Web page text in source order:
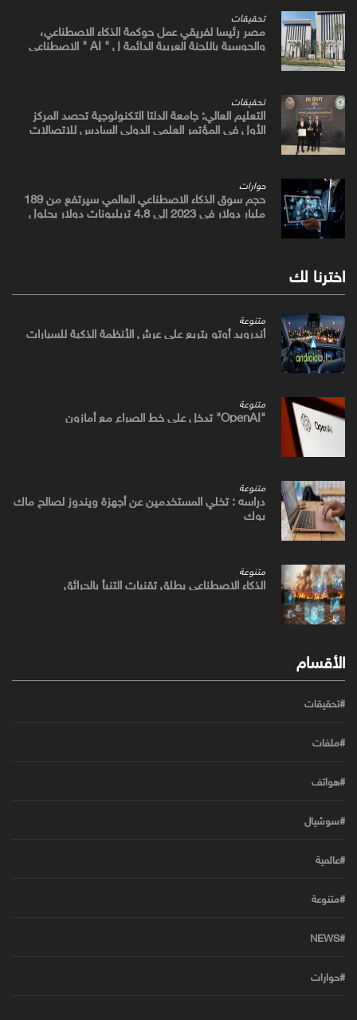
تحقيقات
مصر رئيسا لفريقي عمل حوكمة الذكاء الاصطناعي،
والحوسبة باللجنة العربية الدائمة ل " AI " الاصطناعي
تحقيقات
التعليم العالي: جامعة الدلتا التكنولوجية تحصد المركز
الأول في المؤتمر العلمي الدولي السادس للاتصالات
حوارات
حجم سوق الذكاء الاصطناعي العالمي سيرتفع من 189
مليار دولار في 2023 إلى 4.8 تريليونات دولار بحلول
اخترنا لك
متنوعة
أندرويد أوتو يتربع علي عرش الأنظمة الذكية للسيارات
متنوعة
"OpenAI" تدخل علي خط الصراع مع أمازون
متنوعة
دراسه : تخلي المستخدمين عن أجهزة ويندوز لصالح ماك
بوك
متنوعة
الذكاء الاصطناعي يطلق تقنيات التنبأ بالحرائق
الأقسام
#تحقيقات
#ملفات
#هواتف
#سوشيال
#عالمية
#متنوعة
#NEWS
#حوارات